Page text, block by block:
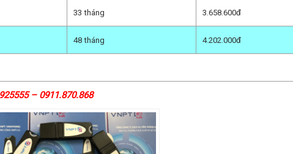
33 tháng 3.658.600đ
48 tháng 4.202.000đ
– 0911.870.868